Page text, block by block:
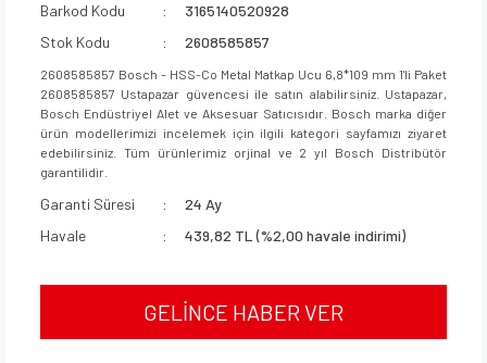
Barkod Kodu
3165140520928
Stok Kodu
2608585857
2608585857 Bosch - HSS-Co Metal Matkap Ucu 6,8*109 mm 1'li Paket
2608585857 Ustapazar güvencesi ile satın alabilirsiniz. Ustapazar,
Bosch Endüstriyel Alet ve Aksesuar Satıcısıdır. Bosch marka diğer
ürün modellerimizi incelemek için ilgili kategori sayfamızı ziyaret
edebilirsiniz. Tüm ürünlerimiz orjinal ve 2 yıl Bosch Distribütör
garantilidir.
Garanti Süresi
24 Ay
Havale
439,82 TL (%2,00 havale indirimi)
GELİNCE HABER VER